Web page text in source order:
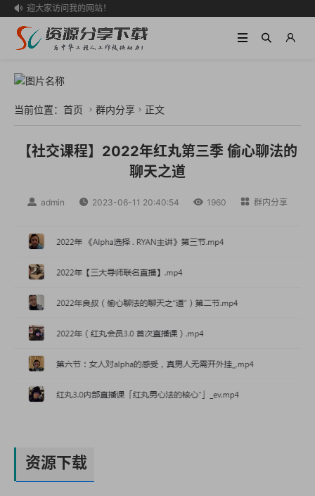

欢迎大家访问我的网站！
当前位置： 首页  群内分享  正文
【社交课程】2022年红丸第三季 偷心聊法的
聊天之道
 admin  2023-06-11 20:40:54  1960  群内分享
资源下载